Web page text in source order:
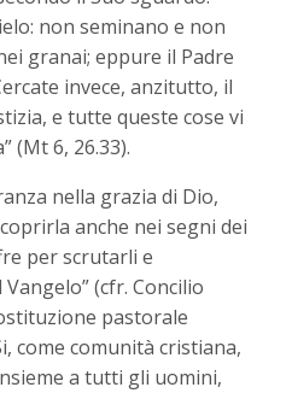
non seminano e non
granai; eppure il Padre
invece, anzitutto, il
e tutte queste cose vi
(Mt 6, 26.33).
nella grazia di Dio,
anche nei segni dei
per scrutarli e
(cfr. Concilio
pastorale
come comunità cristiana,
a tutti gli uomini,